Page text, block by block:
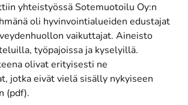
yhteistyössä Sotemuotoilu Oy:n
oli hyvinvointialueiden edustajat
vaikuttajat. Aineisto
työpajoissa ja kyselyillä.
olivat erityisesti ne
jotka eivät vielä sisälly nykyiseen
(pdf)(avautuu uuteen ikkunaan)
.